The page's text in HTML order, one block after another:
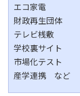
エコ家電
財政再生団体
テレビ桟敷
学校裏サイト
市場化テスト
産学連携 など